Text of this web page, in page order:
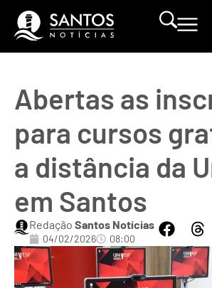
Abertas as
para cursos
a distância da
em Santos
Redação Santos Notícias
04/02/2026 08:00